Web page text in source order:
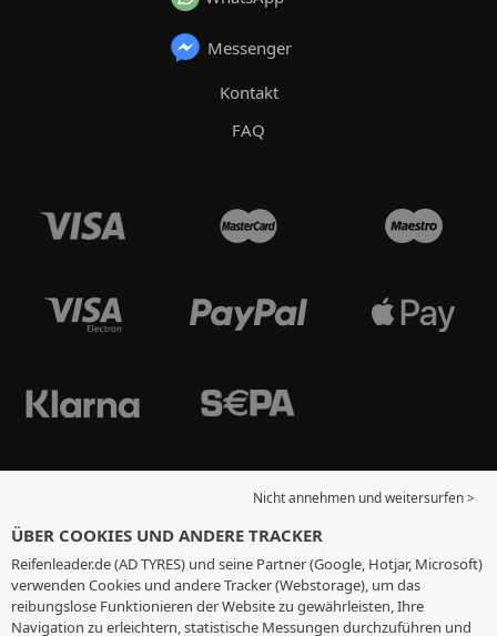
Messenger
Kontakt
FAQ
Nicht annehmen und weitersurfen >
ÜBER COOKIES UND ANDERE TRACKER
Reifenleader.de (AD TYRES) und seine Partner (Google, Hotjar, Microsoft)
verwenden Cookies und andere Tracker (Webstorage), um das
reibungslose Funktionieren der Website zu gewährleisten, Ihre
Navigation zu erleichtern, statistische Messungen durchzuführen und